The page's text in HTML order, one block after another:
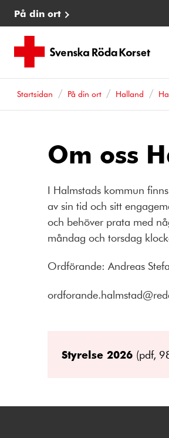
På din ort
Startsidan På din ort Halland
Om oss
I Halmstads kommun
av sin tid och sitt
och behöver prata med
måndag och torsdag
Ordförande: Andreas
Styrelse 2026 (pdf,